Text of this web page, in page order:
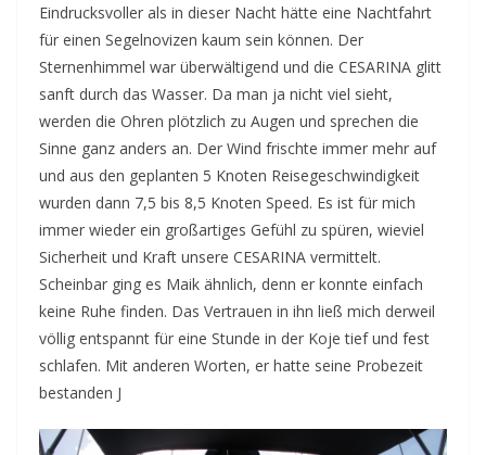
Eindrucksvoller als in dieser Nacht hätte eine Nachtfahrt
für einen Segelnovizen kaum sein können. Der
Sternenhimmel war überwältigend und die CESARINA glitt
sanft durch das Wasser. Da man ja nicht viel sieht,
werden die Ohren plötzlich zu Augen und sprechen die
Sinne ganz anders an. Der Wind frischte immer mehr auf
und aus den geplanten 5 Knoten Reisegeschwindigkeit
wurden dann 7,5 bis 8,5 Knoten Speed. Es ist für mich
immer wieder ein großartiges Gefühl zu spüren, wieviel
Sicherheit und Kraft unsere CESARINA vermittelt.
Scheinbar ging es Maik ähnlich, denn er konnte einfach
keine Ruhe finden. Das Vertrauen in ihn ließ mich derweil
völlig entspannt für eine Stunde in der Koje tief und fest
schlafen. Mit anderen Worten, er hatte seine Probezeit
bestanden J